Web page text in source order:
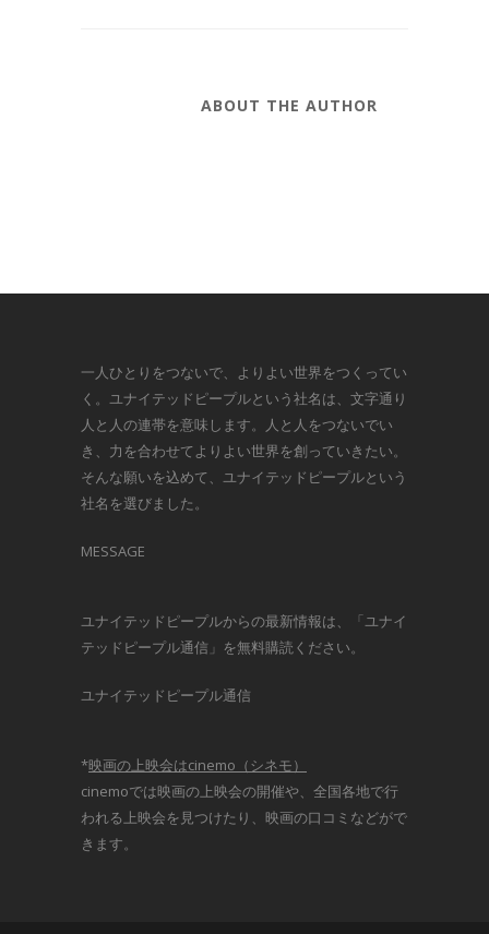
ABOUT THE AUTHOR
一人ひとりをつないで、よりよい世界をつくってい
く。ユナイテッドピープルという社名は、文字通り
人と人の連帯を意味します。人と人をつないでい
き、力を合わせてよりよい世界を創っていきたい。
そんな願いを込めて、ユナイテッドピープルという
社名を選びました。
MESSAGE
ユナイテッドピープルからの最新情報は、「ユナイ
テッドピープル通信」を無料購読ください。
ユナイテッドピープル通信
*映画の上映会はcinemo（シネモ）
cinemoでは映画の上映会の開催や、全国各地で行
われる上映会を見つけたり、映画の口コミなどがで
きます。